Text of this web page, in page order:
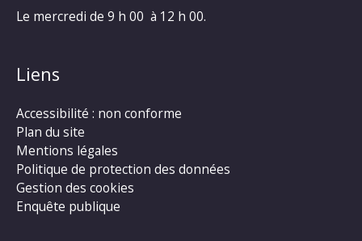
Le mercredi de 9 h 00 à 12 h 00.
Liens
Accessibilité : non conforme
Plan du site
Mentions légales
Politique de protection des données
Gestion des cookies
Enquête publique